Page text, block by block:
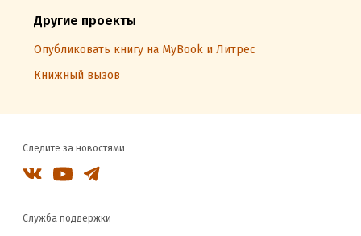
Другие проекты
Опубликовать книгу на MyBook и Литрес
Книжный вызов
Следите за новостями
Служба поддержки